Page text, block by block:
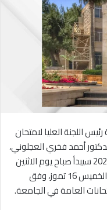
اللجنة العليا لامتحان
أحمد فخري العجلوني،
أن الامتحان العملي للدورة الصيفية لعام 2026 سيبدأ صباح يوم الاثنين
الموافق 13 تموز الحالي، ويستمر حتى يوم الخميس 16 تموز، وفق
العامة في الجامعة.